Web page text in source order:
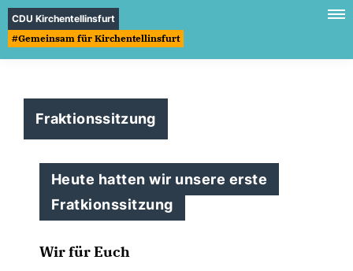
CDU Kirchentellinsfurt
#Gemeinsam für Kirchentellinsfurt
Fraktionssitzung
Heute hatten wir unsere erste
Fratkionssitzung
Wir für Euch